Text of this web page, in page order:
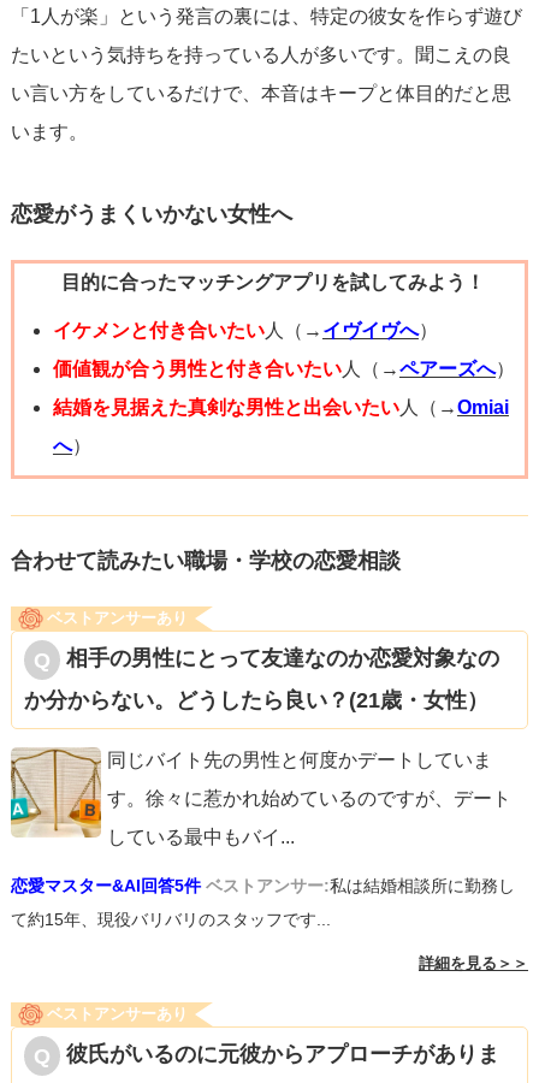
の関係ではなく、互いに尊重し合える、健康的な関係を築
くことを目指すべきです。自分を大切にすることから始
め、あなたを真に価値あるものとして扱う相手を求めるこ
とが大切です。
「1人が楽」という発言の裏には、特定の彼女を作らず遊び
たいという気持ちを持っている人が多いです。聞こえの良
い言い方をしているだけで、本音はキープと体目的だと思
います。
恋愛がうまくいかない女性へ
目的に合ったマッチングアプリを試してみよう！
イケメンと付き合いたい人（→ イヴイヴへ）
価値観が合う男性と付き合いたい人（→ペアーズへ）
結婚を見据えた真剣な男性と出会いたい人（→Omiai
へ）
合わせて読みたい職場・学校の恋愛相談
ベストアンサーあり
相手の男性にとって友達なのか恋愛対象なの
か分からない。どうしたら良い？(21歳・女性）
同じバイト先の男性と何度かデートしていま
す。徐々に惹かれ始めているのですが、デート
している最中もバイ ...
恋愛マスター&AI回答5件 ベストアンサー:私は結婚相談所に勤務し
て約15年、現役バリバリのスタッフです...
詳細を見る＞＞
ベストアンサーあり
彼氏がいるのに元彼からアプローチがありま